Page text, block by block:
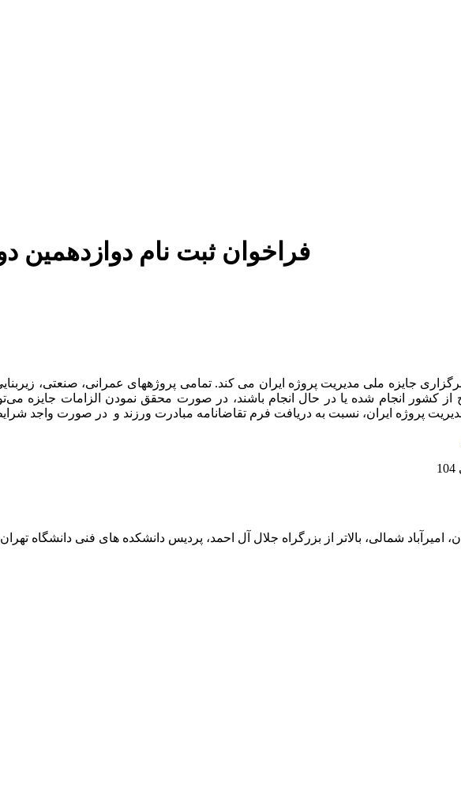
فراخوان ثبت نام دوازدهمین
جایزه ملی مدیریت پروژه ایران می کند. تمامی پروژههای عمرانی، صنعتی،
کشور انجام شده یا در حال انجام باشند، در صورت محقق نمودن الزامات جایزه
پروژه ایران، نسبت به دریافت فرم تقاضانامه مبادرت ورزند و در صورت واجد
امیرآباد شمالی، بالاتر از بزرگراه جلال آل احمد، پردیس دانشکده های فنی دانشگاه تهران،